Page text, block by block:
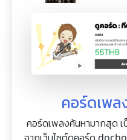
คอร์ดเพ
คอร์ดเพลงค้นหามากสุด